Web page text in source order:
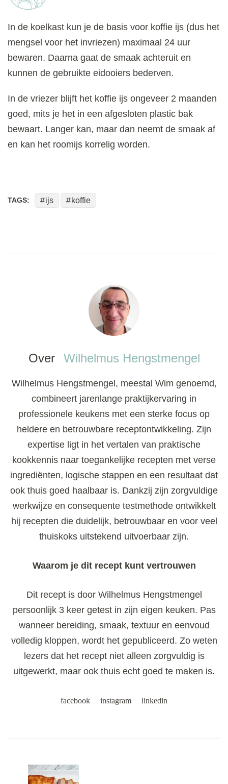
In de koelkast kun je de basis voor koffie ijs (dus het
mengsel voor het invriezen) maximaal 24 uur
bewaren. Daarna gaat de smaak achteruit en
kunnen de gebruikte eidooiers bederven.
In de vriezer blijft het koffie ijs ongeveer 2 maanden
goed, mits je het in een afgesloten plastic bak
bewaart. Langer kan, maar dan neemt de smaak af
en kan het roomijs korrelig worden.
TAGS: ijs koffie
Over Wilhelmus Hengstmengel
Wilhelmus Hengstmengel, meestal Wim genoemd,
combineert jarenlange praktijkervaring in
professionele keukens met een sterke focus op
heldere en betrouwbare receptontwikkeling. Zijn
expertise ligt in het vertalen van praktische
kookkennis naar toegankelijke recepten met verse
ingrediënten, logische stappen en een resultaat dat
ook thuis goed haalbaar is. Dankzij zijn zorgvuldige
werkwijze en consequente testmethode ontwikkelt
hij recepten die duidelijk, betrouwbaar en voor veel
thuiskoks uitstekend uitvoerbaar zijn.
Waarom je dit recept kunt vertrouwen
Dit recept is door Wilhelmus Hengstmengel
persoonlijk 3 keer getest in zijn eigen keuken. Pas
wanneer bereiding, smaak, textuur en eenvoud
volledig kloppen, wordt het gepubliceerd. Zo weten
lezers dat het recept niet alleen zorgvuldig is
uitgewerkt, maar ook thuis echt goed te maken is.
facebook instagram linkedin
Navigation